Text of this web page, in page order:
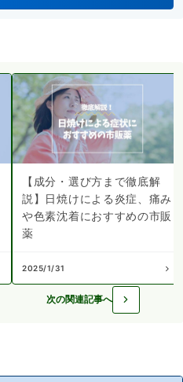
【成分・選び方まで徹底解
説】日焼けによる炎症、痛み
や色素沈着におすすめの市販
薬
2025/1/31
次の関連記事へ